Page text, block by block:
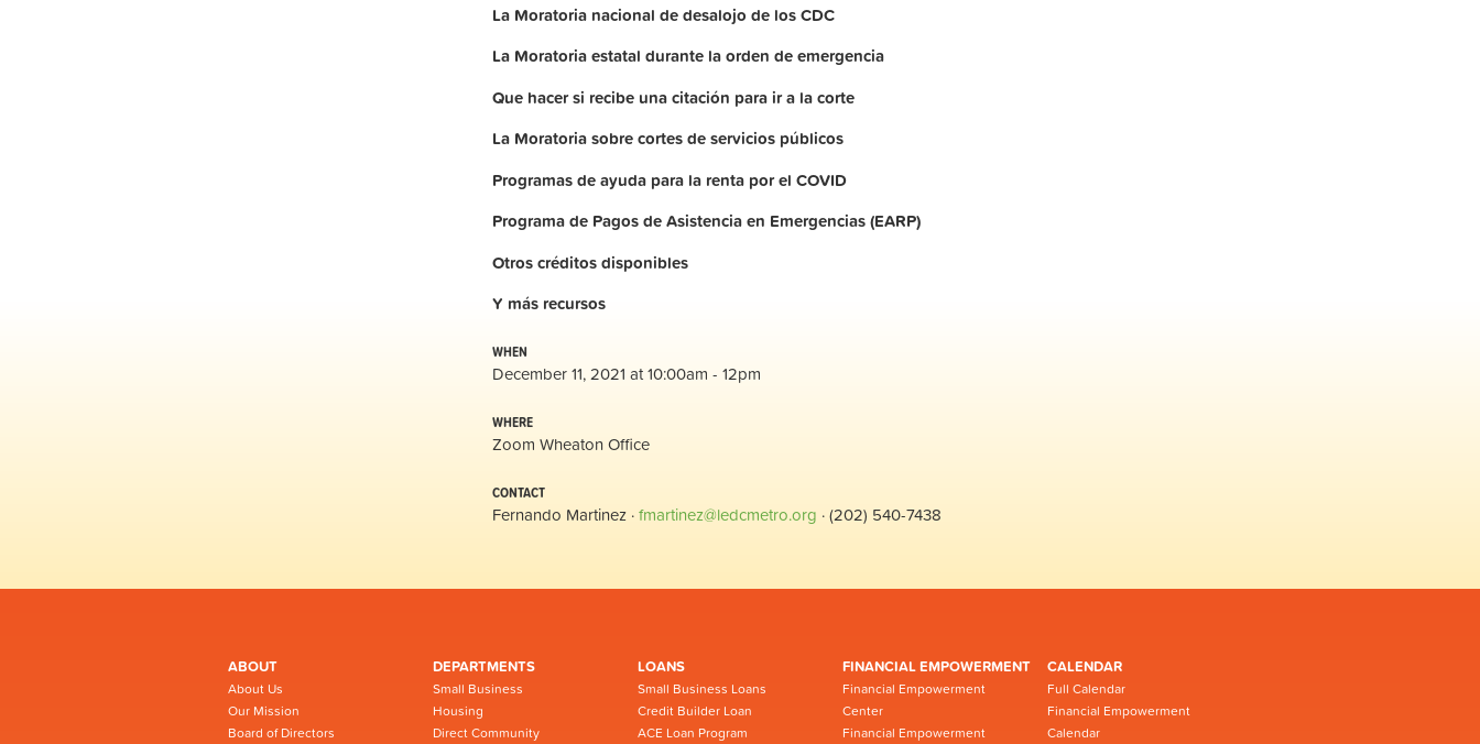
La Moratoria nacional de desalojo de los CDC
La Moratoriaestatal durante laorden deemergencia
Que hacer si recibe una citación para ir a la corte
La Moratoriasobrecortesdeservicios públicos
Programas de ayuda para la renta por el COVID
Programa de Pagos de Asistencia en Emergencias (EARP)
Otroscréditosdisponibles
Y más recursos
WHEN
December 11, 2021 at 10:00am - 12pm
WHERE
Zoom Wheaton Office
CONTACT
Fernando Martinez ·fmartinez@ledcmetro.org · (202) 540-7438
ABOUT
About Us
Our Mission
Board of Directors
DEPARTMENTS
Small Business
Housing
Direct Community
LOANS
Small Business Loans
Credit Builder Loan
ACE Loan Program
FINANCIAL EMPOWERMENT
Financial Empowerment
Center
Financial Empowerment
CALENDAR
Full Calendar
Financial Empowerment
Calendar